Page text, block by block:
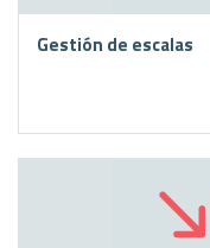
Gestión de escalas